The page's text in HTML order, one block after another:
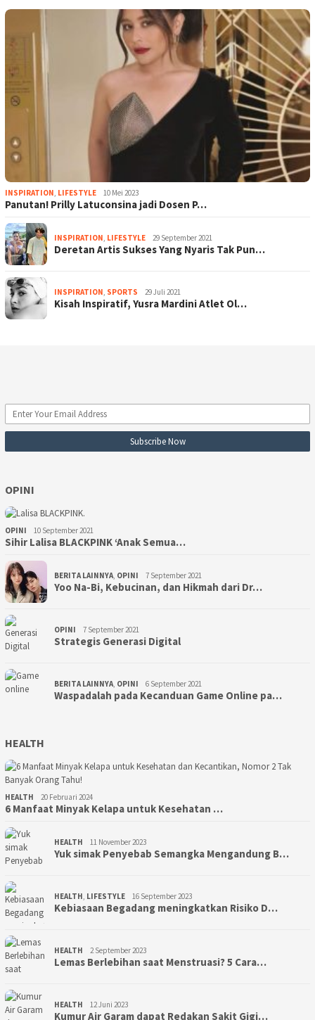
INSPIRATION LIFESTYLE 10 Mei 2023
Panutan! Prilly Latuconsina jadi Dosen P…
INSPIRATION LIFESTYLE 29 September 2021
Deretan Artis Sukses Yang Nyaris Tak Pun…
INSPIRATION SPORTS 29 Juli 2021
Kisah Inspiratif, Yusra Mardini Atlet Ol…
OPINI
OPINI 10 September 2021
Sihir Lalisa BLACKPINK ‘Anak Semua…
BERITA LAINNYA OPINI 7 September 2021
Yoo Na-Bi, Kebucinan, dan Hikmah dari Dr…
OPINI 7 September 2021
Strategis Generasi Digital
BERITA LAINNYA OPINI 6 September 2021
Waspadalah pada Kecanduan Game Online pa…
HEALTH
HEALTH 20 Februari 2024
6 Manfaat Minyak Kelapa untuk Kesehatan …
HEALTH 11 November 2023
Yuk simak Penyebab Semangka Mengandung B…
HEALTH LIFESTYLE 16 September 2023
Kebiasaan Begadang meningkatkan Risiko D…
HEALTH 2 September 2023
Lemas Berlebihan saat Menstruasi? 5 Cara…
HEALTH 12 Juni 2023
Kumur Air Garam dapat Redakan Sakit Gigi…